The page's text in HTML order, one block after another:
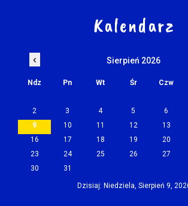
Kalendarz
‹ Sierpień 2026
Ndz Pn Wt Śr Czw
2
3 4 5 6
9
10 11 12 13
16
17 18 19 20
23
24 25 26 27
30
31
Dzisiaj: Niedziela, Sierpień 9,